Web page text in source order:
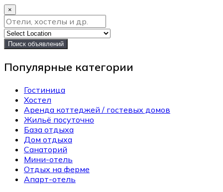
×
Поиск объявлений
Популярные категории
Гостиница
Хостел
Аренда коттеджей / гостевых домов
Жильё посуточно
База отдыха
Дом отдыха
Санаторий
Мини-отель
Отдых на ферме
Апарт-отель